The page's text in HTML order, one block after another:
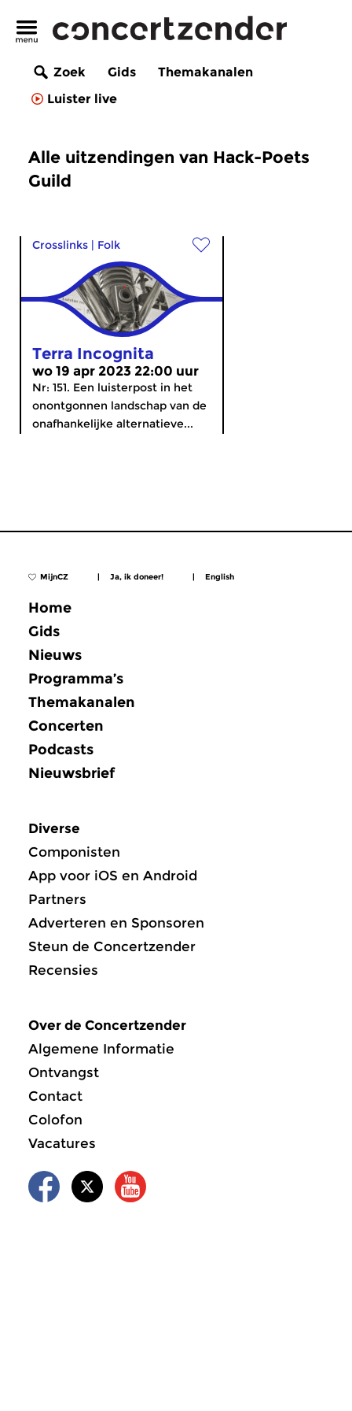
Zoek Gids
Themakanalen
Luister live
Alle uitzendingen van Hack-Poets
Guild
Crosslinks | Folk
Terra Incognita
wo 19 apr 2023 22:00 uur
Nr: 151. Een luisterpost in het
onontgonnen landschap van de
onafhankelijke alternatieve...
MijnCZ | Ja, ik doneer! | English
Home
Gids
Nieuws
Programma’s
Themakanalen
Concerten
Podcasts
Nieuwsbrief
Diverse
Componisten
App voor iOS en Android
Partners
Adverteren en Sponsoren
Steun de Concertzender
Recensies
Over de Concertzender
Algemene Informatie
Ontvangst
Contact
Colofon
Vacatures